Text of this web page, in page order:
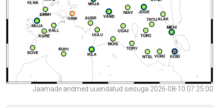
Jaamade andmed uuendatud seisuga 2026-08-10 07:25:00